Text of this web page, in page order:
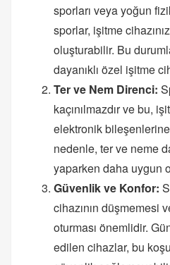
sporları veya yoğun
sporlar, işitme
oluşturabilir. Bu
dayanıklı özel işitme
Ter ve Nem Direnci:
kaçınılmazdır ve bu,
elektronik
nedenle, ter ve neme
yaparken daha uygun
Güvenlik ve Konfor:
cihazının düşmemesi
oturması önemlidir.
edilen cihazlar, bu